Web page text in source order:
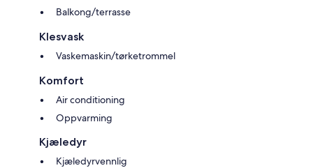
Balkong/terrasse
Klesvask
Vaskemaskin/tørketrommel
Komfort
Air conditioning
Oppvarming
Kjæledyr
Kjæledyrvennlig